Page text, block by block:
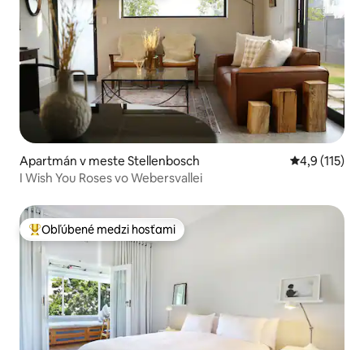
Apartmán v meste Stellenbosch Priemerné
4,9 (115)
I Wish You Roses vo Webersvallei
Najobľúbenejšie medzi hosťami
Obľúbené medzi hosťami